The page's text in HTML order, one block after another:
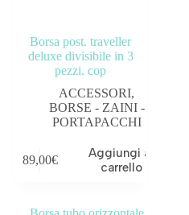
Borsa post. traveller
deluxe divisibile in 3
pezzi. cop
ACCESSORI,
BORSE - ZAINI -
PORTAPACCHI
89,00€
Aggiungi al
carrello